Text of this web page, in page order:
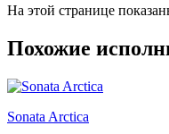
На этой странице
Похожие
Sonata Arctica